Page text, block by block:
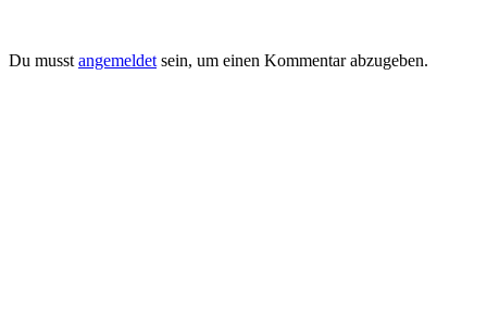
Du musst angemeldet sein, um einen Kommentar abzugeben.